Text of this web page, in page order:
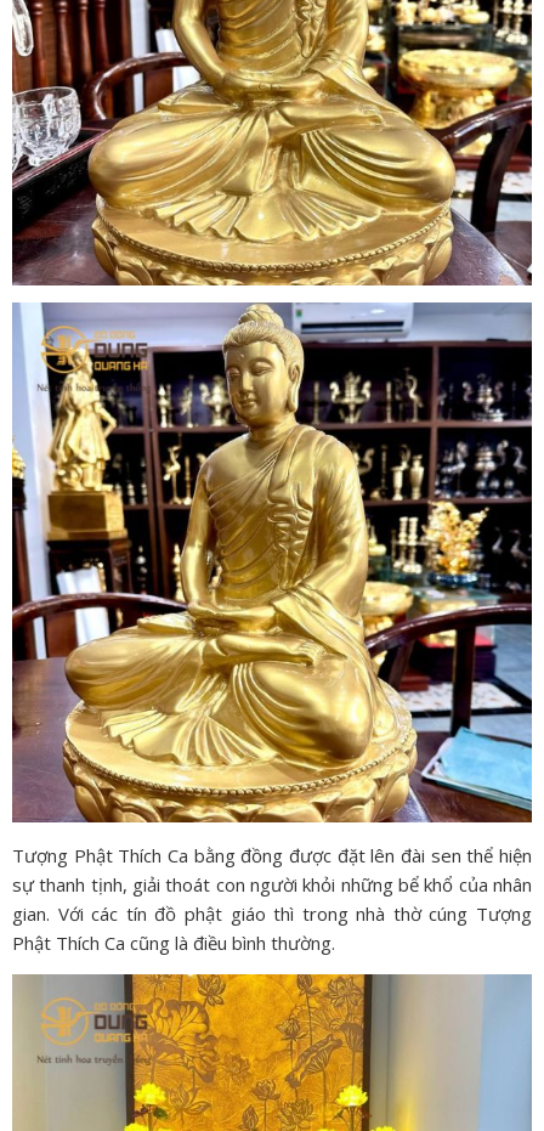
Tượng Phật Thích Ca bằng đồng được đặt lên đài sen thể hiện
sự thanh tịnh, giải thoát con người khỏi những bể khổ của nhân
gian. Với các tín đồ phật giáo thì trong nhà thờ cúng Tượng
Phật Thích Ca cũng là điều bình thường.